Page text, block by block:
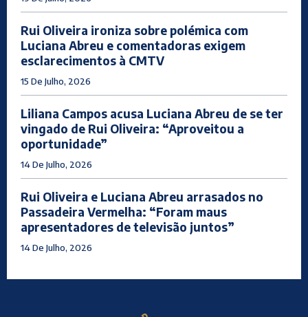
Rui Oliveira ironiza sobre polémica com
Luciana Abreu e comentadoras exigem
esclarecimentos à CMTV
15 De Julho, 2026
Liliana Campos acusa Luciana Abreu de se ter
vingado de Rui Oliveira: “Aproveitou a
oportunidade”
14 De Julho, 2026
Rui Oliveira e Luciana Abreu arrasados no
Passadeira Vermelha: “Foram maus
apresentadores de televisão juntos”
14 De Julho, 2026